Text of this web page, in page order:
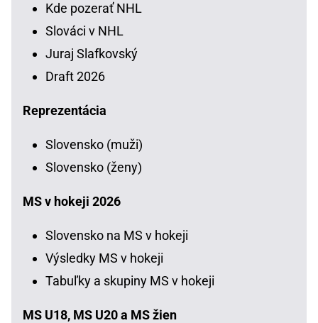
Kde pozerať NHL
Slováci v NHL
Juraj Slafkovský
Draft 2026
Reprezentácia
Slovensko (muži)
Slovensko (ženy)
MS v hokeji 2026
Slovensko na MS v hokeji
Výsledky MS v hokeji
Tabuľky a skupiny MS v hokeji
MS U18, MS U20 a MS žien